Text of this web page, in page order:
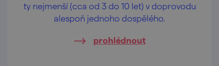
ty nejmenší (cca od 3 do 10 let) v doprovodu
alespoň jednoho dospělého.
prohlédnout